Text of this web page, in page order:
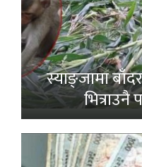
स्याङ्जामा